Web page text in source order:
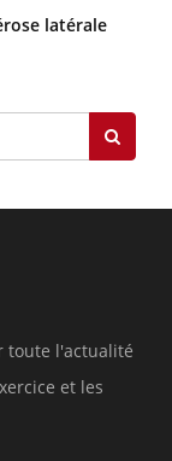
latérale
toute l'actualité
et les